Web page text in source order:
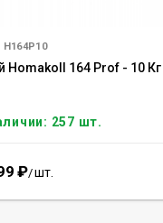
H164P10
Homakoll 164 Prof - 10 Кг
257 шт.
₽/шт.